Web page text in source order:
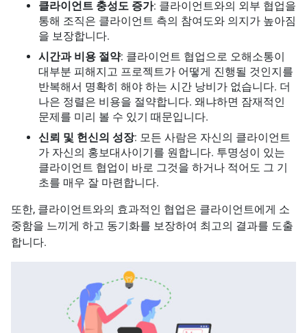
클라이언트 충성도 증가: 클라이언트와의 외부 협업을
통해 조직은 클라이언트 측의 참여도와 의지가 높아짐
을 보장합니다.
시간과 비용 절약: 클라이언트 협업으로 오해소통이
대부분 피해지고 프로젝트가 어떻게 진행될 것인지를
반복해서 명확히 해야 하는 시간 낭비가 없습니다. 더
나은 정렬은 비용을 절약합니다. 왜냐하면 잠재적인
문제를 미리 볼 수 있기 때문입니다.
신뢰 및 헌신의 성장: 모든 사람은 자신의 클라이언트
가 자신의 홍보대사이기를 원합니다. 투명성이 있는
클라이언트 협업이 바로 그것을 하거나 적어도 그 기
초를 매우 잘 마련합니다.
또한, 클라이언트와의 효과적인 협업은 클라이언트에게 소
중함을 느끼게 하고 동기화를 보장하여 최고의 결과를 도출
합니다.